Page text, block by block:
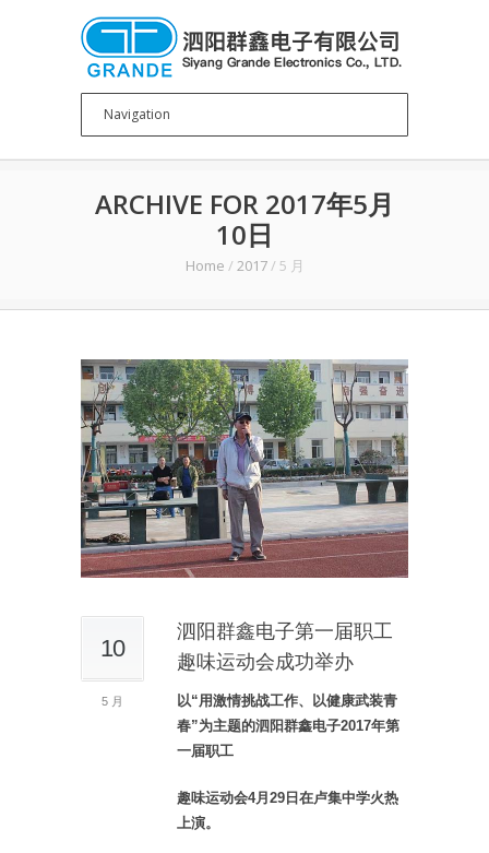
ARCHIVE FOR 2017年5月
10日
Home / 2017/ 5 月
10
5 月
泗阳群鑫电子第一届职工
趣味运动会成功举办
以“用激情挑战工作、以健康武装青
春”为主题的泗阳群鑫电子2017年第
一届职工
趣味运动会4月29日在卢集中学火热
上演。